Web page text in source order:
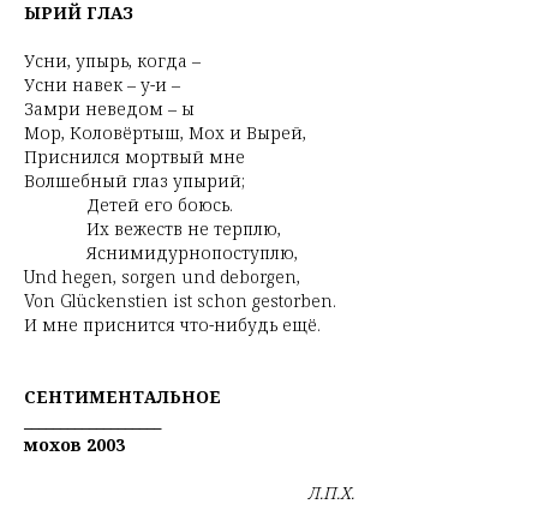
ЫРИЙ ГЛАЗ
Усни, упырь, когда –
Усни навек – у-и –
Замри неведом – ы
Мор, Коловёртыш, Мох и Вырей,
Приснился мортвый мне
Волшебный глаз упырий;
Детей его боюсь.
Их вежеств не терплю,
Яснимидурнопоступлю,
Und hegen, sorgen und deborgen,
Von Glückenstien ist schon gestorben.
И мне приснится что-нибудь ещё.
СЕНТИМЕНТАЛЬНОЕ
мохов 2003
Л.П.Х.